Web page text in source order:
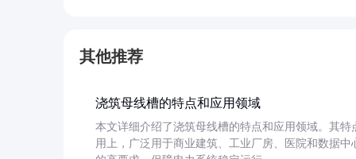
其他推荐
浇筑母线槽的特点和应用领域
本文详细介绍了浇筑母线槽的特点和应用领域。其
用上，广泛用于商业建筑、工业厂房、医院和数据